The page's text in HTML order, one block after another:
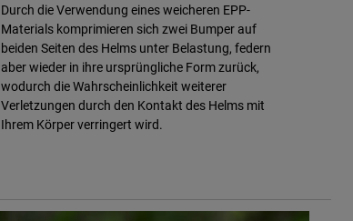
Durch die Verwendung eines weicheren EPP-
Materials komprimieren sich zwei Bumper auf
beiden Seiten des Helms unter Belastung, federn
aber wieder in ihre ursprüngliche Form zurück,
wodurch die Wahrscheinlichkeit weiterer
Verletzungen durch den Kontakt des Helms mit
Ihrem Körper verringert wird.